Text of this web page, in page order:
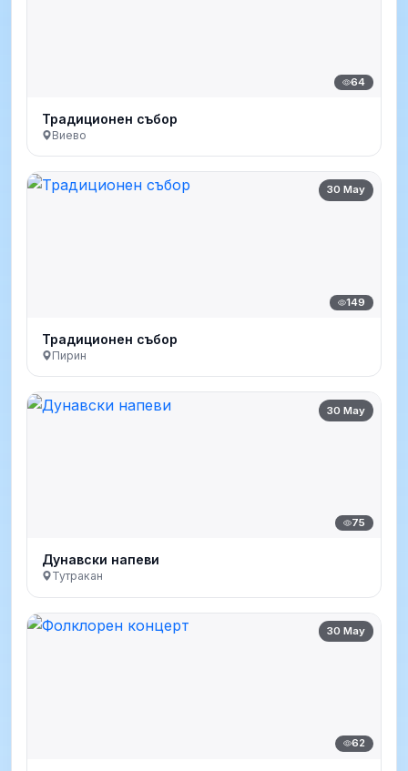
64
Традиционен събор
Виево
30 May
149
Традиционен събор
Пирин
30 May
75
Дунавски напеви
Тутракан
30 May
62